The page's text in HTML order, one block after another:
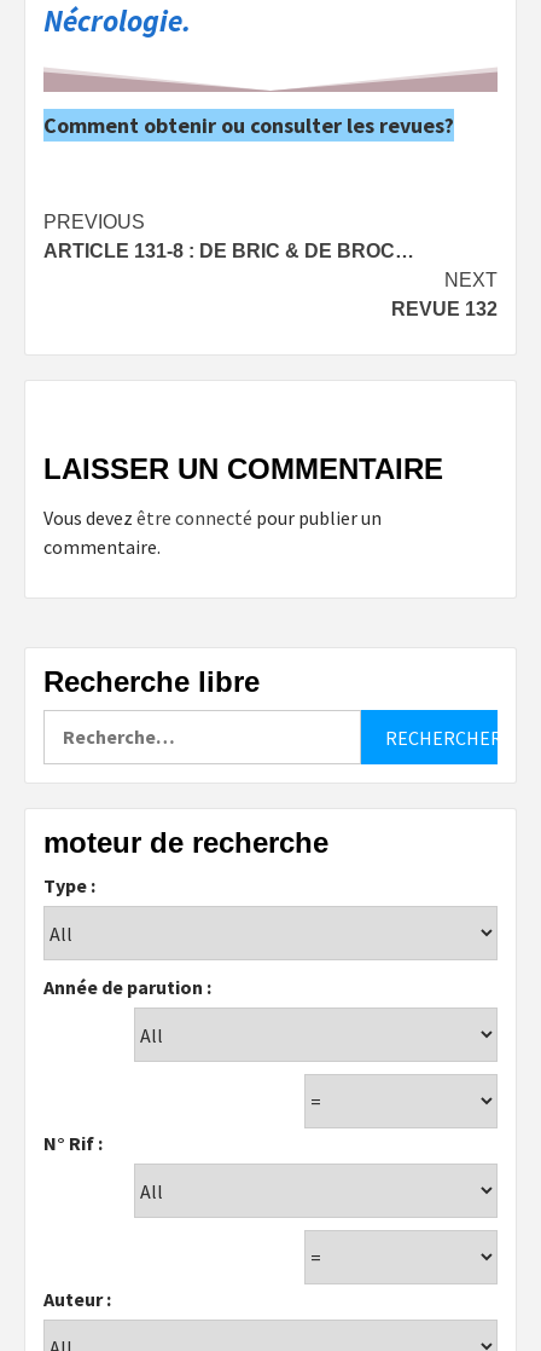
Nécrologie.
Comment obtenir ou consulter les revues?
Post
navigation
PREVIOUS
ARTICLE 131-8 : DE BRIC & DE BROC…
NEXT
REVUE 132
LAISSER UN COMMENTAIRE
Vous devez être connecté pour publier un
commentaire.
Recherche libre
moteur de recherche
Type :
Année de parution :
N° Rif :
Auteur :